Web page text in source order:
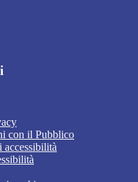
con il Pubblico
accessibilità